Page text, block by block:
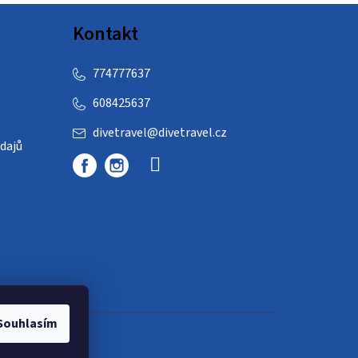
Kontakt
divetravel@divetravel.cz
608425637
774777637